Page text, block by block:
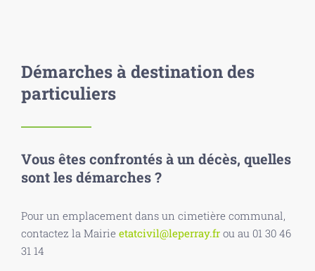
Démarches à destination des
particuliers
Vous êtes confrontés à un décès, quelles
sont les démarches ?
Pour un emplacement dans un cimetière communal,
contactez la Mairie etatcivil@leperray.fr ou au 01 30 46
31 14